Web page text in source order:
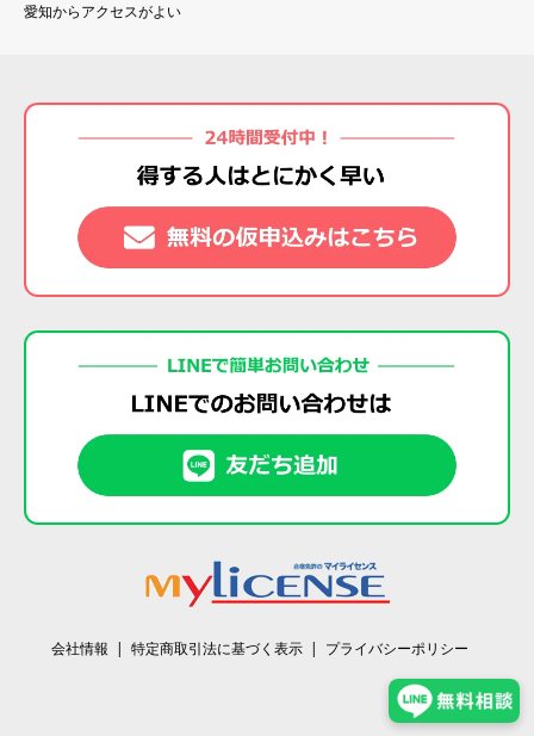
愛知からアクセスがよい
会社情報 特定商取引法に基づく表示 プライバシーポリシー